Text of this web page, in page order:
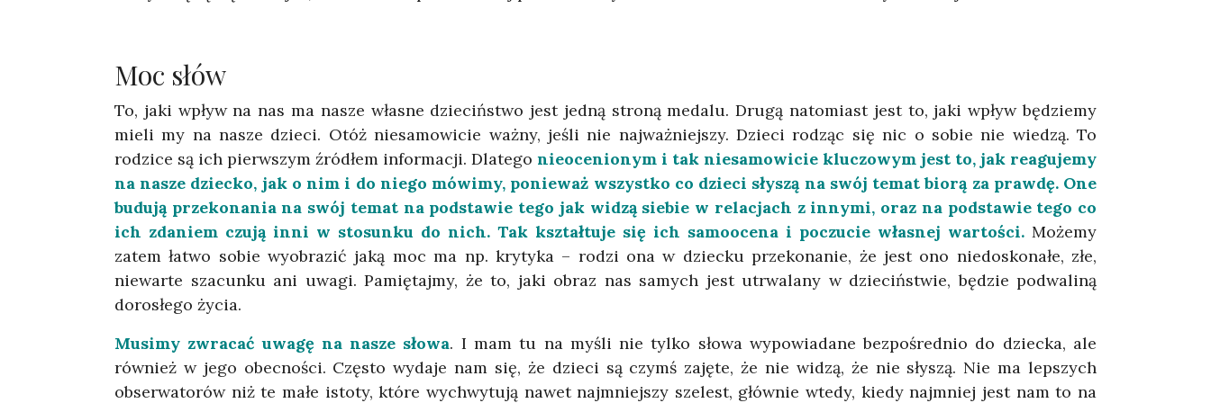
Moc słów
To, jaki wpływ na nas ma nasze własne dzieciństwo jest jedną stroną medalu. Drugą natomiast jest to, jaki wpływ będziemy
mieli my na nasze dzieci. Otóż niesamowicie ważny, jeśli nie najważniejszy. Dzieci rodząc się nic o sobie nie wiedzą. To
rodzice są ich pierwszym źródłem informacji. Dlatego nieocenionym i tak niesamowicie kluczowym jest to, jak reagujemy
na nasze dziecko, jak o nim i do niego mówimy, ponieważ wszystko co dzieci słyszą na swój temat biorą za prawdę. One
budują przekonania na swój temat na podstawie tego jak widzą siebie w relacjach z innymi, oraz na podstawie tego co
ich zdaniem czują inni w stosunku do nich. Tak kształtuje się ich samoocena i poczucie własnej wartości. Możemy
zatem łatwo sobie wyobrazić jaką moc ma np. krytyka – rodzi ona w dziecku przekonanie, że jest ono niedoskonałe, złe,
niewarte szacunku ani uwagi. Pamiętajmy, że to, jaki obraz nas samych jest utrwalany w dzieciństwie, będzie podwaliną
dorosłego życia.
Musimy zwracać uwagę na nasze słowa. I mam tu na myśli nie tylko słowa wypowiadane bezpośrednio do dziecka, ale
również w jego obecności. Często wydaje nam się, że dzieci są czymś zajęte, że nie widzą, że nie słyszą. Nie ma lepszych
obserwatorów niż te małe istoty, które wychwytują nawet najmniejszy szelest, głównie wtedy, kiedy najmniej jest nam to na